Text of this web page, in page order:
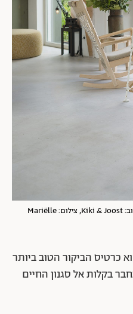
גוף תאורה בהשראת משחק לילדים | עיצוב: Kiki & Joost, צילום: Mariëlle
כרטיס הביקור הטוב ביותר
בקלות אל סגנון החיים